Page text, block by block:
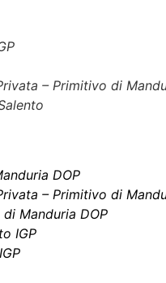
– Primitivo di
DOP
– Primitivo di
Manduria DOP
IGP